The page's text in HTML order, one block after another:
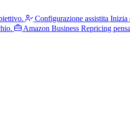
Configurazione assistita Inizia
Amazon Business Repricing